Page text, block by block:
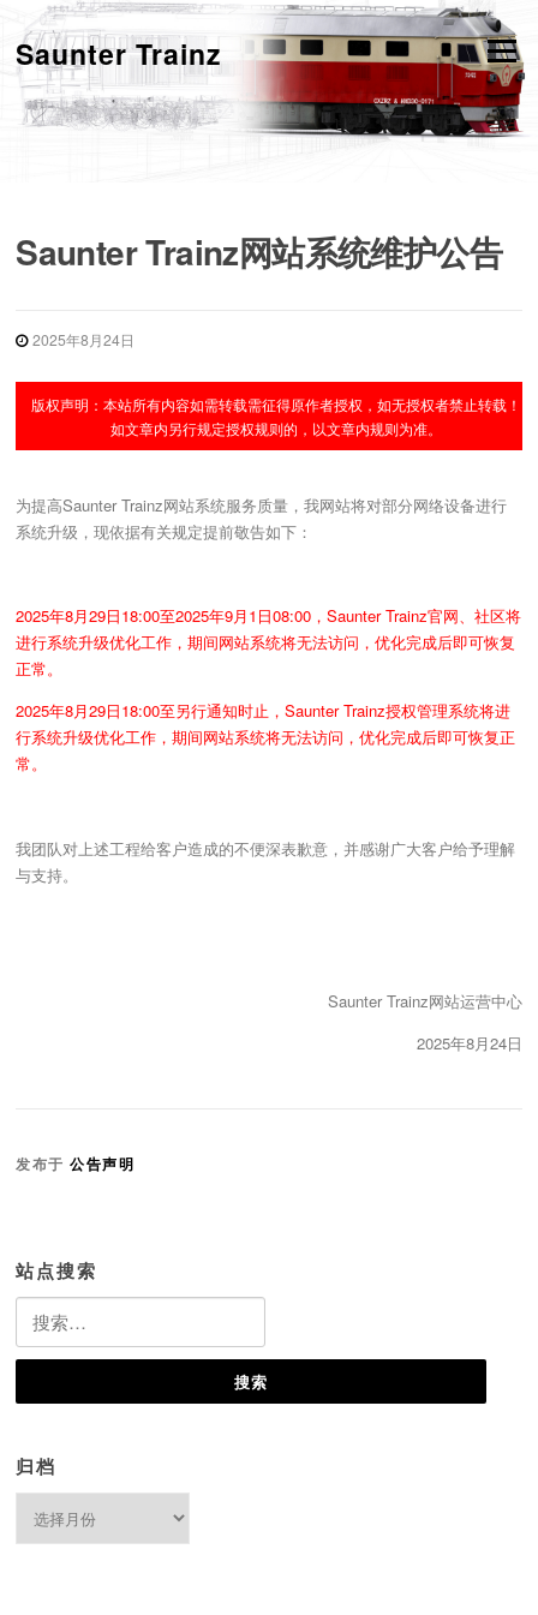
Saunter Trainz 菜单
Saunter Trainz网站系统维护公告
2025年8月24日
版权声明：本站所有内容如需转载需征得原作者授权，如无授权者禁止转载！
如文章内另行规定授权规则的，以文章内规则为准。
为提高Saunter Trainz网站系统服务质量，我网站将对部分网络设备进行
系统升级，现依据有关规定提前敬告如下：
2025年8月29日18:00至2025年9月1日08:00，Saunter Trainz官网、社区将
进行系统升级优化工作，期间网站系统将无法访问，优化完成后即可恢复
正常。
2025年8月29日18:00至另行通知时止，Saunter Trainz授权管理系统将进
行系统升级优化工作，期间网站系统将无法访问，优化完成后即可恢复正
常。
我团队对上述工程给客户造成的不便深表歉意，并感谢广大客户给予理解
与支持。
Saunter Trainz网站运营中心
2025年8月24日
发布于公告声明
站点搜索
索：
归档